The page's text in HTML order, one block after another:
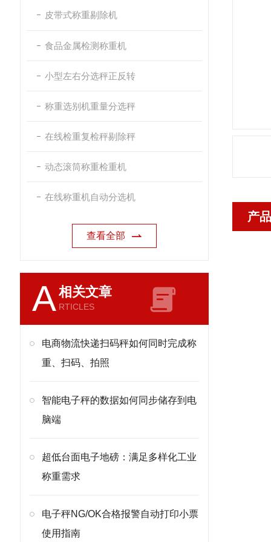
皮带式称重剔除机
食品金属检测称重机
小型左右分选秤正反转
称重选别机重量分选秤
在线检重复检秤剔除秤
动态滚筒称重检重机
在线称重机自动分选机
查看全部
A相关文章
RTICLES
电商物流快递扫码秤如何同时完成称
重、扫码、拍照
智能电子秤的数据如何同步储存到电
脑端
超低台面电子地磅：满足多样化工业
称重需求
电子秤NG/OK合格报警自动打印小票
使用指南
产